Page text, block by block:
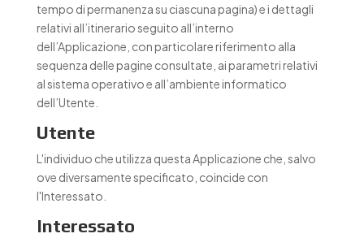
tempo di permanenza su ciascuna pagina) e i dettagli
relativi all’itinerario seguito all’interno
dell’Applicazione, con particolare riferimento alla
sequenza delle pagine consultate, ai parametri relativi
al sistema operativo e all’ambiente informatico
dell’Utente.
Utente
L'individuo che utilizza questa Applicazione che, salvo
ove diversamente specificato, coincide con
l'Interessato.
Interessato